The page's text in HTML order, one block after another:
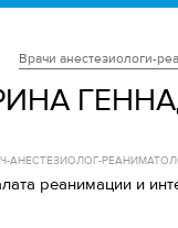
Врачи анестезиологи-
АНЕСТЕЗИОЛОГ-
реанимации и